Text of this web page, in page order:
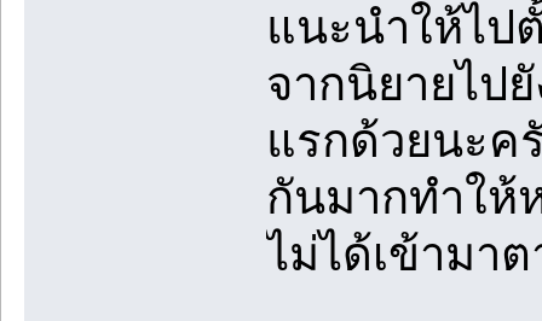
แนะนำให้ไป
จากนิยายไป
แรกด้วยนะค
กันมากทำให้
ไม่ได้เข้ามา